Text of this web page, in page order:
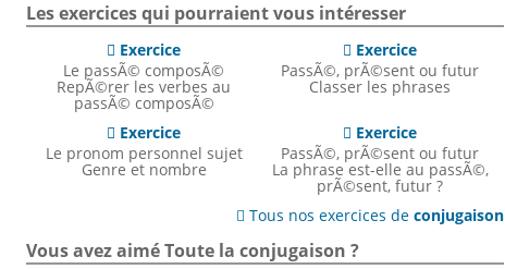
Les exercices qui pourraient vous intéresser
 Exercice
Le passÃ© composÃ©
RepÃ©rer les verbes au
passÃ© composÃ©
 Exercice
PassÃ©, prÃ©sent ou futur
Classer les phrases
 Exercice
Le pronom personnel sujet
Genre et nombre
 Exercice
PassÃ©, prÃ©sent ou futur
La phrase est-elle au passÃ©,
prÃ©sent, futur ?
 Tous nos exercices deconjugaison
Vous avez aimé Toute la conjugaison ?